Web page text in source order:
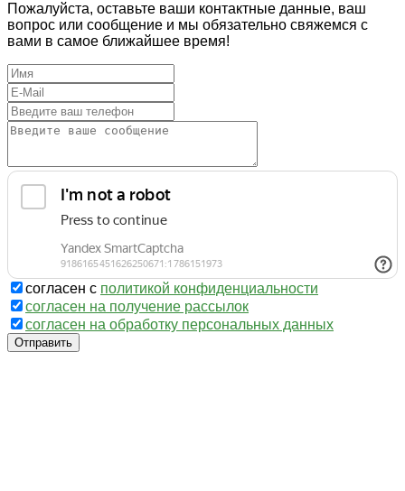
Пожалуйста, оставьте ваши контактные данные, ваш
вопрос или сообщение и мы обязательно свяжемся с
вами в самое ближайшее время!
согласен с политикой конфиденциальности
согласен на получение рассылок
согласен на обработку персональных данных
Отправить